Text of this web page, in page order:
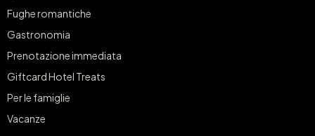
Fughe romantiche
Gastronomia
Prenotazione immediata
Giftcard Hotel Treats
Per le famiglie
Vacanze